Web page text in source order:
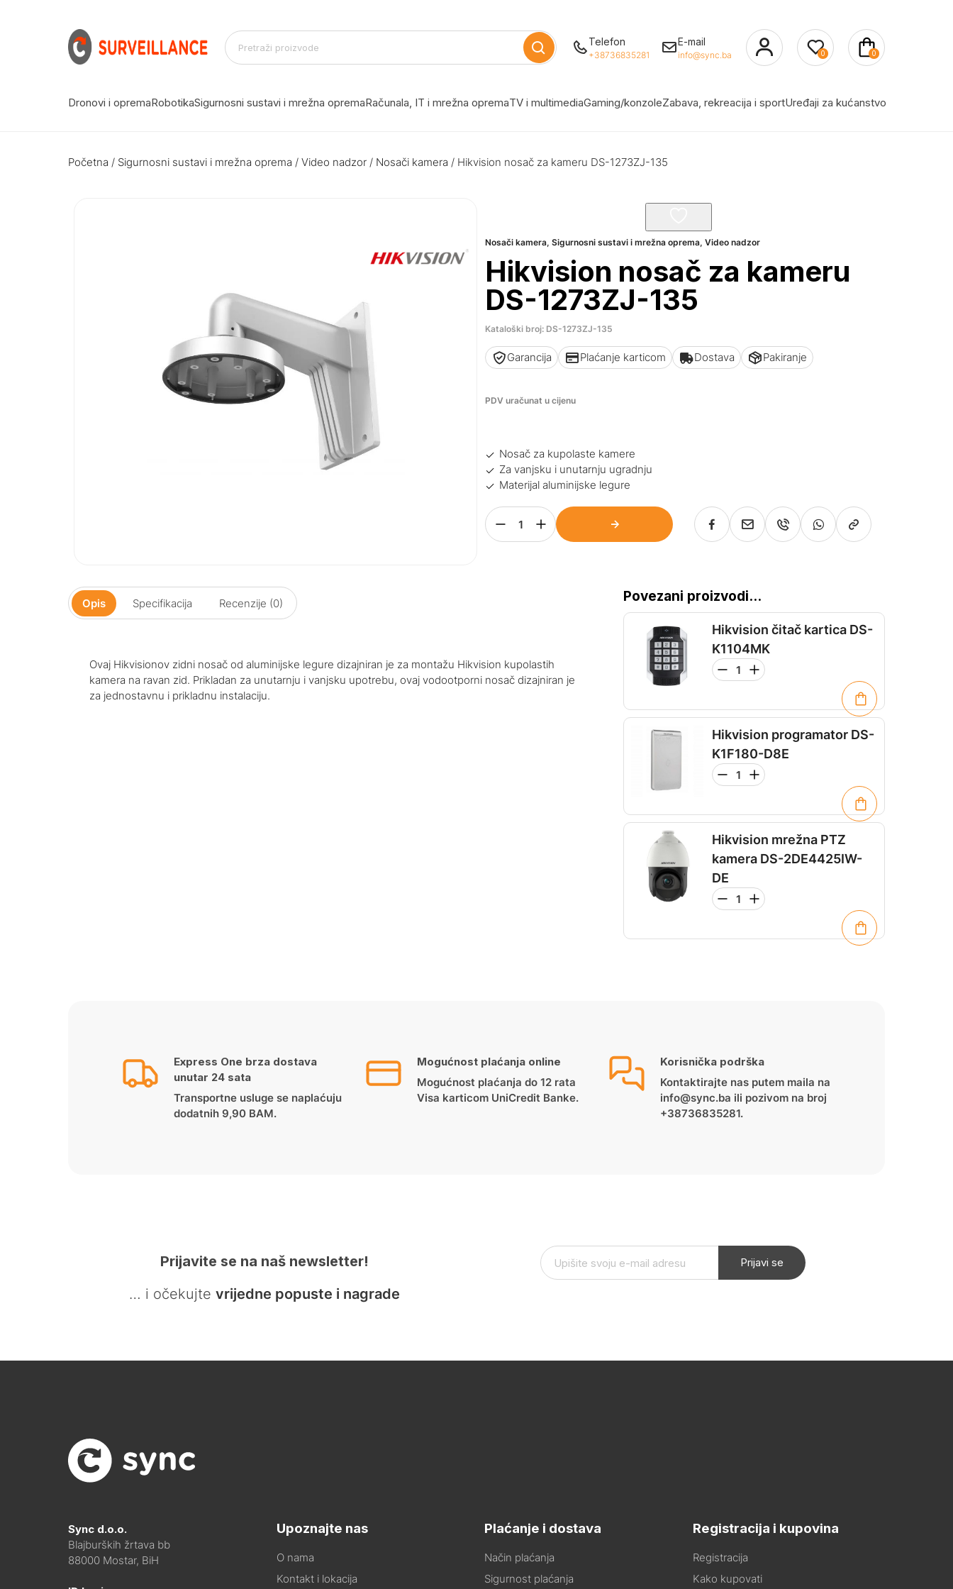
Telefon
+38736835281
E-mail
info@sync.ba 0 0
Dronovi i opremaRobotikaSigurnosni sustavi i mrežna opremaRačunala, IT i mrežna opremaTV i multimediaGaming/konzoleZabava, rekreacija i sportUređaji za kućanstvo
Početna / Sigurnosni sustavi i mrežna oprema / Video nadzor / Nosači kamera / Hikvision nosač za kameru DS-1273ZJ-135
Nosači kamera,Sigurnosni sustavi i mrežna oprema,Video nadzor
Hikvision nosač za kameru
DS-1273ZJ-135
Kataloški broj: DS-1273ZJ-135
Garancija Plaćanje karticom Dostava Pakiranje
PDV uračunat u cijenu
Nosač za kupolaste kamere
Za vanjsku i unutarnju ugradnju
Materijal aluminijske legure
Opis Specifikacija Recenzije (0)
Ovaj Hikvisionov zidni nosač od aluminijske legure dizajniran je za montažu Hikvision kupolastih
kamera na ravan zid. Prikladan za unutarnju i vanjsku upotrebu, ovaj vodootporni nosač dizajniran je
za jednostavnu i prikladnu instalaciju.
Povezani proizvodi...
Hikvision čitač kartica DS-
K1104MK
Hikvision programator DS-
K1F180-D8E
Hikvision mrežna PTZ
kamera DS-2DE4425IW-
DE
Express One brza dostava
unutar 24 sata
Transportne usluge se naplaćuju
dodatnih 9,90 BAM.
Mogućnost plaćanja online
Mogućnost plaćanja do 12 rata
Visa karticom UniCredit Banke.
Korisnička podrška
Kontaktirajte nas putem maila na
info@sync.ba ili pozivom na broj
+38736835281.
Prijavite se na naš newsletter!
… i očekujte vrijedne popuste i nagrade
Prijavi se
Sync d.o.o.
Blajburških žrtava bb
88000 Mostar, BiH
Upoznajte nas
O nama
Kontakt i lokacija
Plaćanje i dostava
Način plaćanja
Sigurnost plaćanja
Registracija i kupovina
Registracija
Kako kupovati